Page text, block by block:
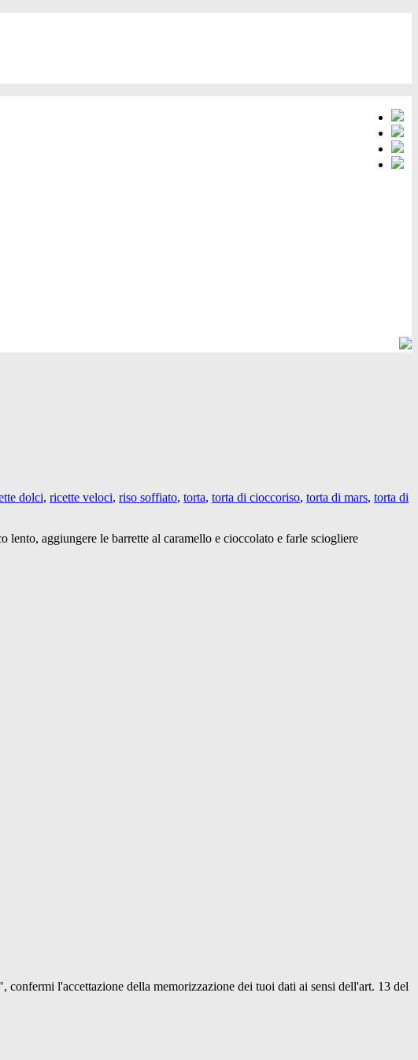
dolci, ricette veloci, riso soffiato, torta, torta di cioccoriso, torta di mars, torta di
lento, aggiungere le barrette al caramello e cioccolato e farle sciogliere
l'accettazione della memorizzazione dei tuoi dati ai sensi dell'art. 13 del